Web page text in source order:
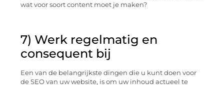
wat voor soort content moet je maken?
7) Werk regelmatig en
consequent bij
Een van de belangrijkste dingen die u kunt doen voor
de SEO van uw website, is om uw inhoud actueel te